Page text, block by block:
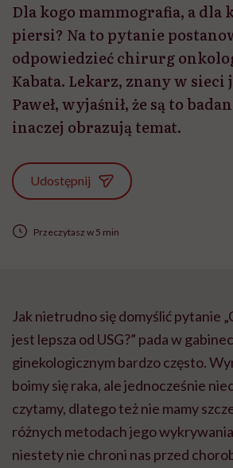
Dla kogo mammografia, a dla
piersi? Na to pytanie
odpowiedzieć chirurg
Kabata. Lekarz, znany w
Paweł, wyjaśnił, że są to
inaczej obrazują temat.
Udostępnij
Przeczytasz w 5 min
Jak nietrudno się domyślić pytanie
jest lepsza od USG?” pada w
ginekologicznym bardzo często.
boimy się raka, ale jednocześnie
czytamy, dlatego też nie mamy
różnych metodach jego
niestety nie chroni nas przed